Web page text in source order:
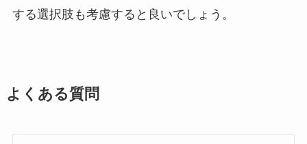
する選択肢も考慮すると良いでしょう。
よくある質問